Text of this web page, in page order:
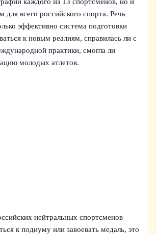
каждого из 13 спортсменов, но и
всего российского спорта. Речь
эффективно система подготовки
к новым реалиям, справилась ли с
практики, смогла ли
молодых атлетов.
нейтральных спортсменов
к подиуму или завоевать медаль, это